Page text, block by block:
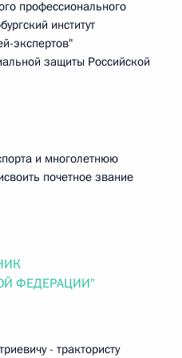
профессионального
институт
экспертов"
защиты Российской
и многолетнюю
почетное звание
ФЕДЕРАЦИИ"
- трактористу